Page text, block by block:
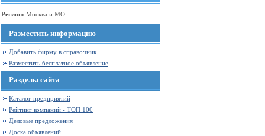
Регион: Москва и МО
Разместить информацию
Добавить фирму в справочник
Разместить бесплатное объявление
Разделы сайта
Каталог предприятий
Рейтинг компаний - ТОП 100
Деловые предложения
Доска объявлений